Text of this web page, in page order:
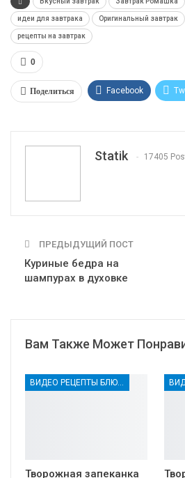
идеи для завтрака Оригинальный завтрак
рецепты на завтрак
0
Поделиться Facebook
Tumblr
Statik 17405
ПРЕДЫДУЩИЙ ПОСТ
Куриные бедра на
шампурах в духовке
Вам Также Может
ВИДЕО РЕЦЕПТЫ БЛЮД НА ЗАВТРАК
Творожная запеканка